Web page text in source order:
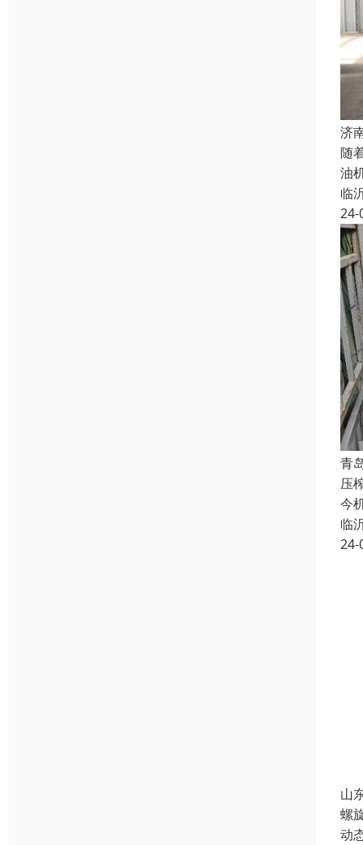
济
随
油
临
24-
青
压
今
临
24-
山
螺
动